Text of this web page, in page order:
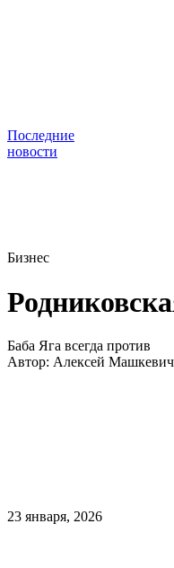
Последние
новости
Бизнес
Баба Яга всегда против
Автор: Алексей Машкевич
23 января, 2026